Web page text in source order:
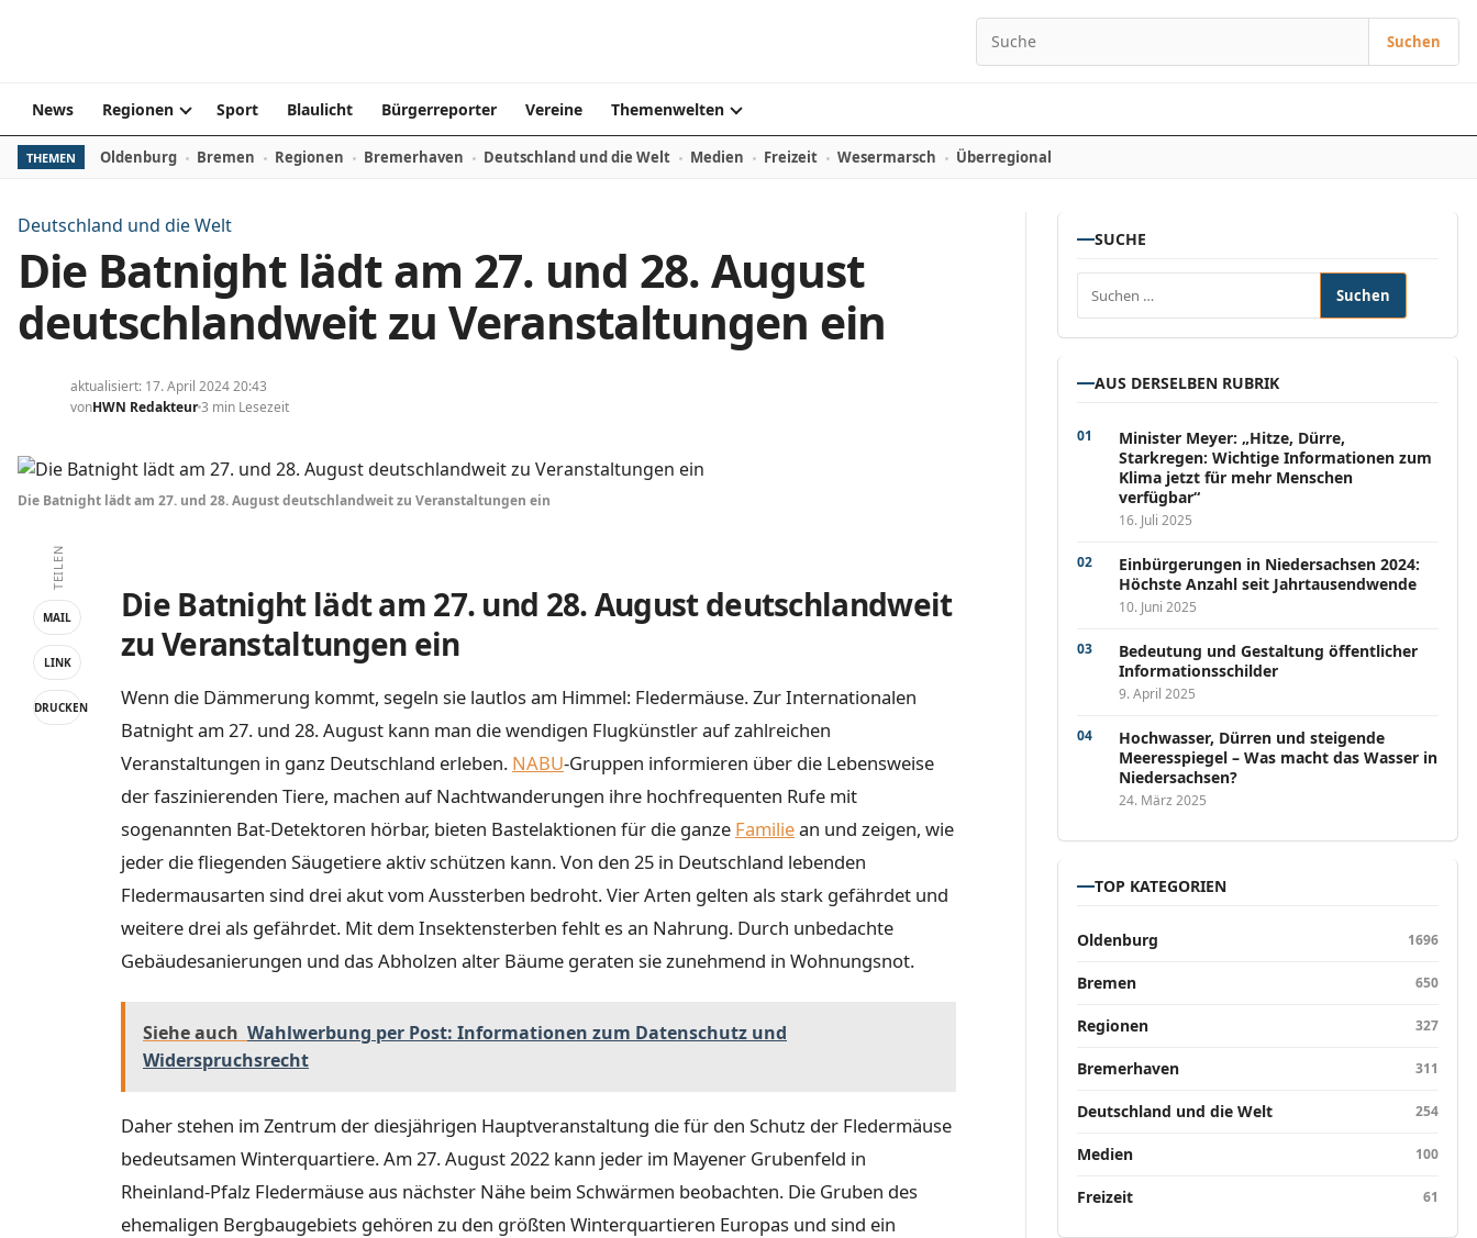
Suchen nach:
Suchen
News Regionen Sport Blaulicht Bürgerreporter Vereine Themenwelten
THEMEN Oldenburg Bremen Regionen Bremerhaven Deutschland und die Welt Medien Freizeit Wesermarsch Überregional
Deutschland und die Welt
Die Batnight lädt am 27. und 28. August
deutschlandweit zu Veranstaltungen ein
aktualisiert: 17. April 2024 20:43
vonHWN Redakteur3 min Lesezeit
Die Batnight lädt am 27. und 28. August deutschlandweit zu Veranstaltungen ein
TEILEN
MAIL
LINK
DRUCKEN
Die Batnight lädt am 27. und 28. August deutschlandweit
zu Veranstaltungen ein
Wenn die Dämmerung kommt, segeln sie lautlos am Himmel: Fledermäuse. Zur Internationalen
Batnight am 27. und 28. August kann man die wendigen Flugkünstler auf zahlreichen
Veranstaltungen in ganz Deutschland erleben. NABU-Gruppen informieren über die Lebensweise
der faszinierenden Tiere, machen auf Nachtwanderungen ihre hochfrequenten Rufe mit
sogenannten Bat-Detektoren hörbar, bieten Bastelaktionen für die ganze Familiean und zeigen, wie
jeder die fliegenden Säugetiere aktiv schützen kann. Von den 25 in Deutschland lebenden
Fledermausarten sind drei akut vom Aussterben bedroht. Vier Arten gelten als stark gefährdet und
weitere drei als gefährdet. Mit dem Insektensterben fehlt es an Nahrung. Durch unbedachte
Gebäudesanierungen und das Abholzen alter Bäume geraten sie zunehmend in Wohnungsnot.
Siehe auch Wahlwerbung per Post: Informationen zum Datenschutz und
Widerspruchsrecht
Daher stehen im Zentrum der diesjährigen Hauptveranstaltung die für den Schutz der Fledermäuse
bedeutsamen Winterquartiere. Am 27. August 2022 kann jeder im Mayener Grubenfeld in
Rheinland-Pfalz Fledermäuse aus nächster Nähe beim Schwärmen beobachten. Die Gruben des
ehemaligen Bergbaugebiets gehören zu den größten Winterquartieren Europas und sind ein
SUCHE
Suchen nach:
AUS DERSELBEN RUBRIK
Minister Meyer: „Hitze, Dürre,
Starkregen: Wichtige Informationen zum
Klima jetzt für mehr Menschen
verfügbar“
16. Juli 2025
Einbürgerungen in Niedersachsen 2024:
Höchste Anzahl seit Jahrtausendwende
10. Juni 2025
Bedeutung und Gestaltung öffentlicher
Informationsschilder
9. April 2025
Hochwasser, Dürren und steigende
Meeresspiegel – Was macht das Wasser in
Niedersachsen?
24. März 2025
TOP KATEGORIEN
Oldenburg 1696
Bremen 650
Regionen 327
Bremerhaven 311
Deutschland und die Welt 254
Medien 100
Freizeit 61